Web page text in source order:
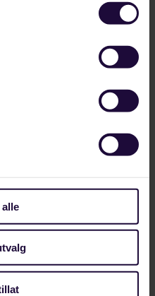
Arendalsuka 10-14.